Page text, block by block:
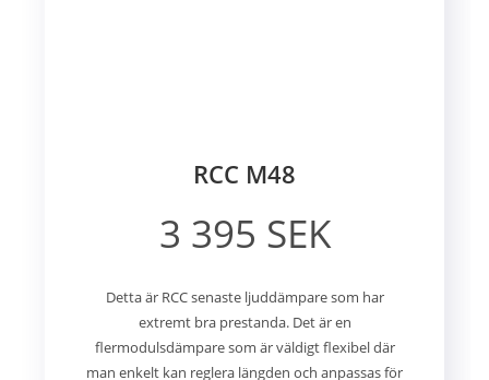
RCC M48
3 395 SEK
Detta är RCC senaste ljuddämpare som har
extremt bra prestanda. Det är en
flermodulsdämpare som är väldigt flexibel där
man enkelt kan reglera längden och anpassas för